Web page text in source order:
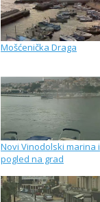
Mošćenička Draga
Novi Vinodolski marina i
pogled na grad